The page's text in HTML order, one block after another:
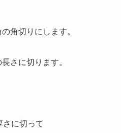
角切りにします。
さに切ります。
に切って